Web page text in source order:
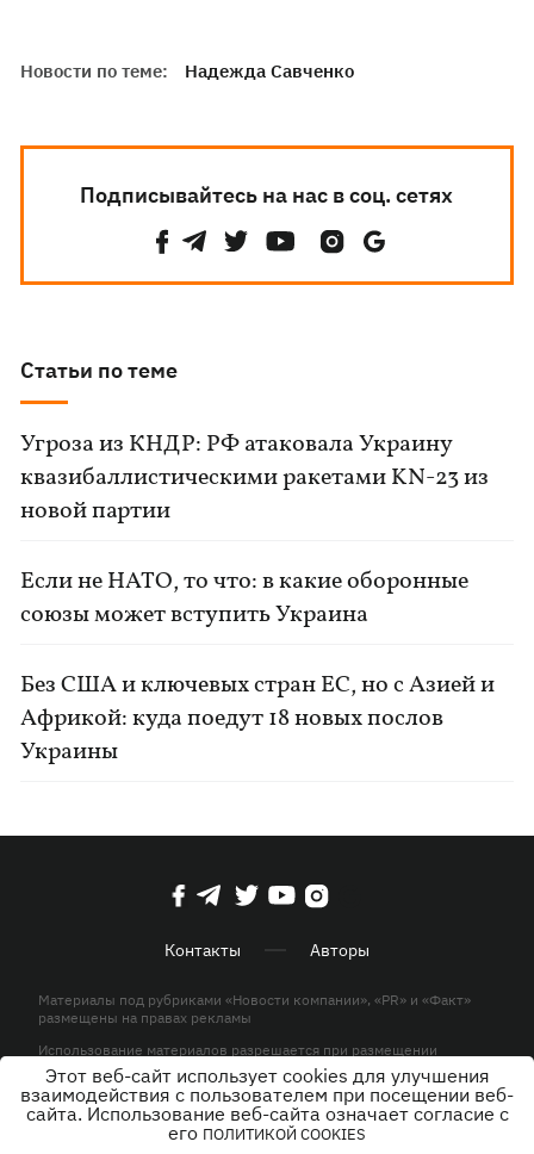
Новости по теме: Надежда Савченко
Подписывайтесь на нас в соц. сетях
Статьи по теме
Угроза из КНДР: РФ атаковала Украину
квазибаллистическими ракетами KN-23 из
новой партии
Если не НАТО, то что: в какие оборонные
союзы может вступить Украина
Без США и ключевых стран ЕС, но с Азией и
Африкой: куда поедут 18 новых послов
Украины
Контакты Авторы
Материалы под рубриками «Новости компании», «PR» и «Факт»
размещены на правах рекламы
Использование материалов разрешается при размещении
активной гиперссылки на KP.UA в первом абзаце.
© ООО «ЮЛАВ МЕДИА»,2026. Все права защищены.
Этот веб-сайт использует cookies для улучшения
взаимодействия с пользователем при посещении веб-
сайта. Использование веб-сайта означает согласие с
его ПОЛИТИКОЙ COOKIES